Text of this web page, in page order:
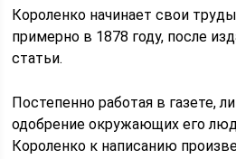
Короленко начинает свои
примерно в 1878 году, после
статьи.
Постепенно работая в газете,
одобрение окружающих его
Короленко к написанию